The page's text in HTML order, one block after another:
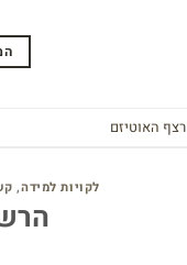
רצף האוטיזם
לקויות למידה,